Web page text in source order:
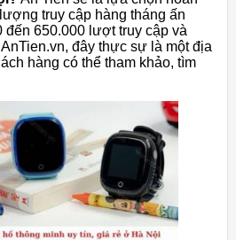
truy cập hàng tháng ấn
650.000 lượt truy cập và
đây thực sự là một địa
hàng có thể tham khảo, tìm